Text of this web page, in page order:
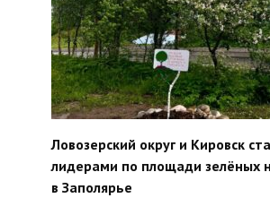
Ловозерский округ и Кировск
лидерами по площади зелёных
в Заполярье